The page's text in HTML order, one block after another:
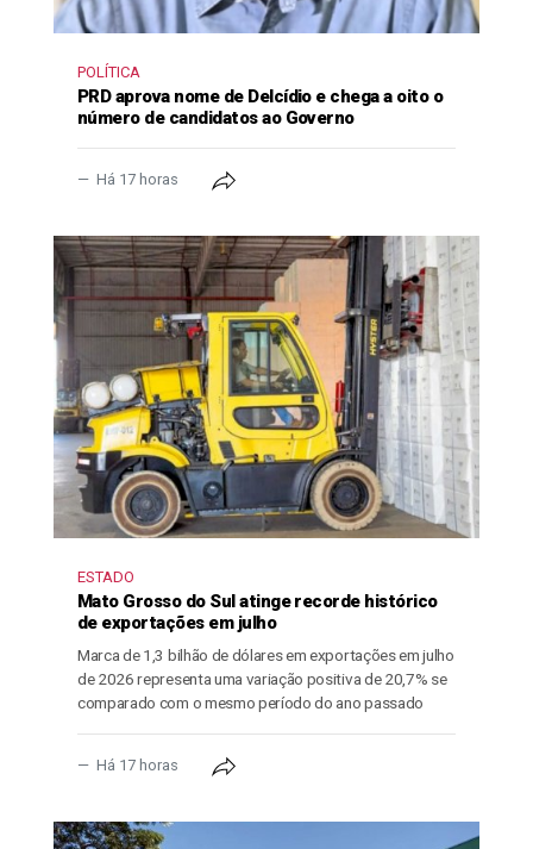
POLÍTICA
PRD aprova nome de Delcídio e chega a oito o
número de candidatos ao Governo
Há 17 horas
ESTADO
Mato Grosso do Sul atinge recorde histórico
de exportações em julho
Marca de 1,3 bilhão de dólares em exportações em julho
de 2026 representa uma variação positiva de 20,7% se
comparado com o mesmo período do ano passado
Há 17 horas